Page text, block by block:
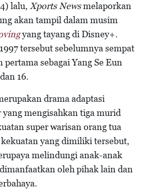
lalu, Xports Newsmelaporkan
akan tampil dalam musim
yang tayang di Disney+.
tersebut sebelumnya sempat
sebagai Yang Se Eun
16.
drama adaptasi
yang mengisahkan tiga murid
super warisan orang tua
yang dimiliki tersebut,
melindungi anak-anak
oleh pihak lain dan